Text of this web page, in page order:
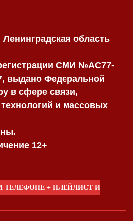
Ленинградская область
СМИ №AC77-
выдано Федеральной
в сфере связи,
и массовых
12+
ТЕЛЕФОНЕ + ПЛЕЙЛИСТ И